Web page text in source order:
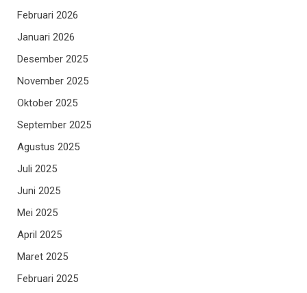
Februari 2026
Januari 2026
Desember 2025
November 2025
Oktober 2025
September 2025
Agustus 2025
Juli 2025
Juni 2025
Mei 2025
April 2025
Maret 2025
Februari 2025